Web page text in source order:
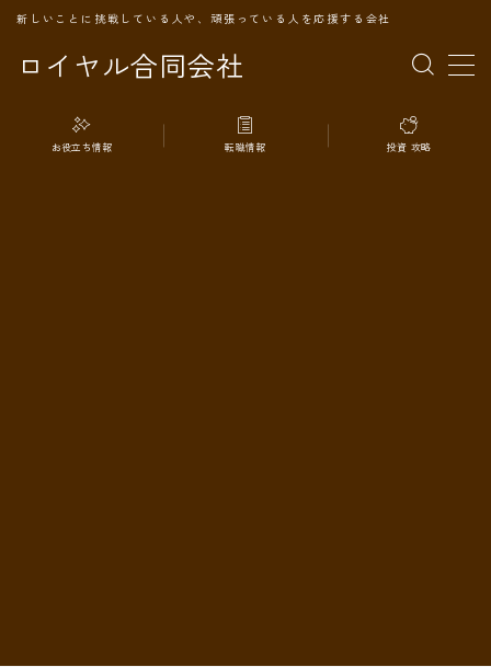
ロイヤル合同会社
新しいことに挑戦している人や、頑張っている人を応援する会社
MENU
TOPページ
お役立ち情報 転職情報 投資 攻略